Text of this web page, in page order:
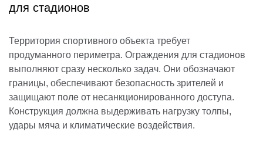
для стадионов
Территория спортивного объекта требует
продуманного периметра. Ограждения для стадионов
выполняют сразу несколько задач. Они обозначают
границы, обеспечивают безопасность зрителей и
защищают поле от несанкционированного доступа.
Конструкция должна выдерживать нагрузку толпы,
удары мяча и климатические воздействия.